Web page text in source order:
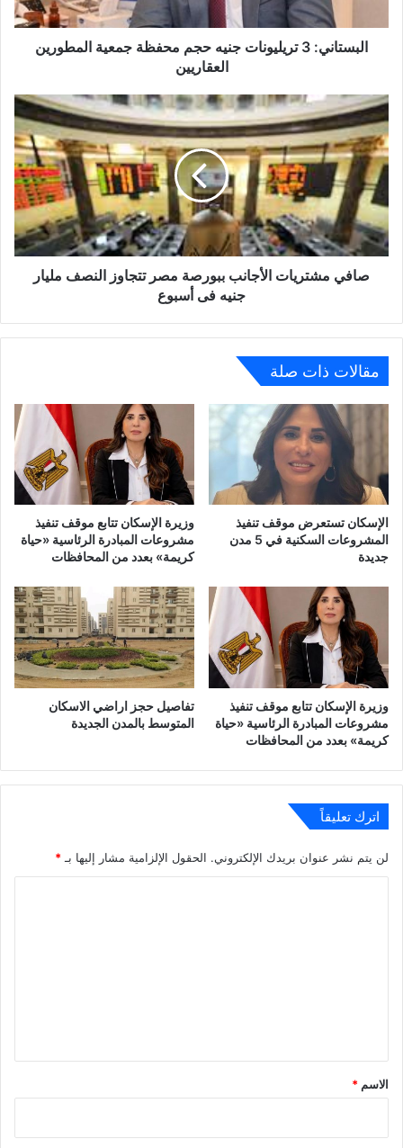
العقاريين
البستاني: 3 تريليونات جنيه حجم محفظة جمعية المطورين
العقاريين
صافي
مشتريات
الأجانب
ببورصة
مصر
تتجاوز
النصف
مليار
جنيه
صافي مشتريات الأجانب ببورصة مصر تتجاوز النصف مليار
جنيه فى أسبوع
مقالات ذات صلة
الإسكان تستعرض موقف تنفيذ
المشروعات السكنية في 5 مدن
جديدة
وزيرة الإسكان تتابع موقف تنفيذ
مشروعات المبادرة الرئاسية «حياة
كريمة» بعدد من المحافظات
وزيرة الإسكان تتابع موقف تنفيذ
مشروعات المبادرة الرئاسية «حياة
كريمة» بعدد من المحافظات
تفاصيل حجز اراضي الاسكان
المتوسط بالمدن الجديدة
اترك تعليقاً
لن يتم نشر عنوان بريدك الإلكتروني. الحقول الإلزامية مشار إليها بـ*
*
الاسم *